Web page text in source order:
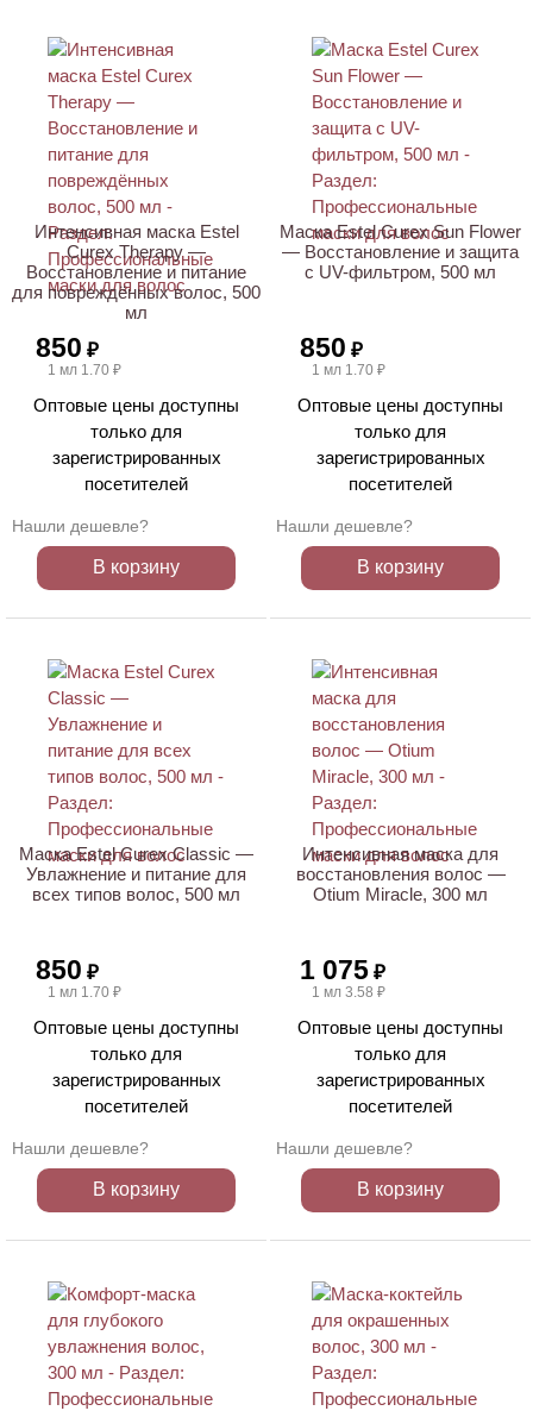
Интенсивная маска Estel
Curex Therapy —
Восстановление и питание
для повреждённых волос, 500
мл
850 ₽
1 мл 1.70 ₽
Оптовые цены доступны
только для
зарегистрированных
посетителей
Нашли дешевле?
В корзину
Маска Estel Curex Sun Flower
— Восстановление и защита
с UV-фильтром, 500 мл
850 ₽
1 мл 1.70 ₽
Оптовые цены доступны
только для
зарегистрированных
посетителей
Нашли дешевле?
В корзину
Маска Estel Curex Classic —
Увлажнение и питание для
всех типов волос, 500 мл
850 ₽
1 мл 1.70 ₽
Оптовые цены доступны
только для
зарегистрированных
посетителей
Нашли дешевле?
В корзину
Интенсивная маска для
восстановления волос —
Otium Miracle, 300 мл
1 075 ₽
1 мл 3.58 ₽
Оптовые цены доступны
только для
зарегистрированных
посетителей
Нашли дешевле?
В корзину